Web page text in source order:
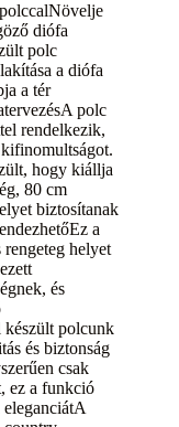
diófa
polc
a diófa
a tér
polc
rendelkezik,
hogy kiállja
80 cm
biztosítanak
a
rengeteg helyet
és
készült polcunk
és biztonság
csak
ez a funkció